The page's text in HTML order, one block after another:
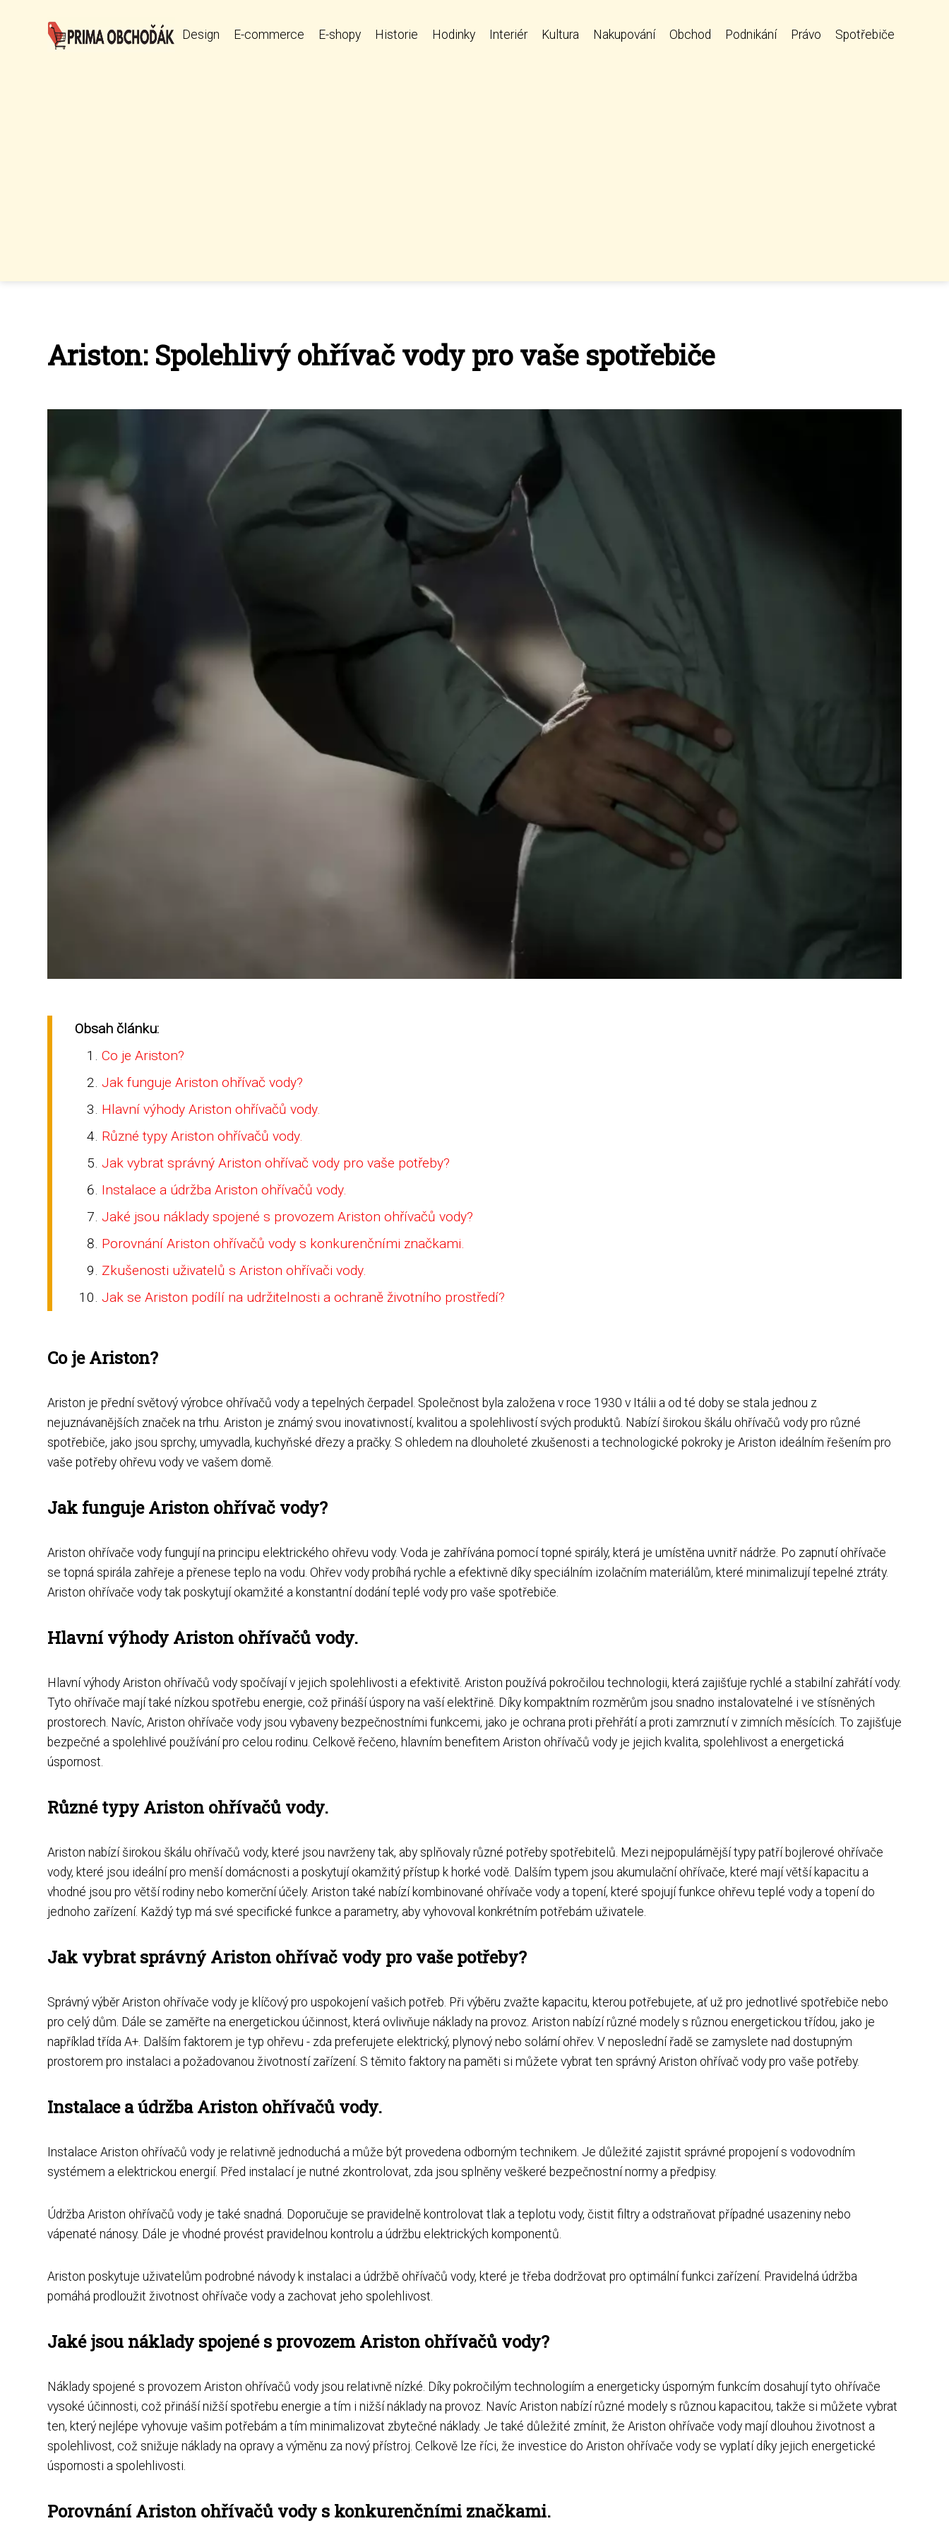
Design E-commerce E-shopy Historie Hodinky Interiér Kultura Nakupování Obchod Podnikání Právo Spotřebiče
Ariston: Spolehlivý ohřívač vody pro vaše spotřebiče
Obsah článku:
Co je Ariston?
Jak funguje Ariston ohřívač vody?
Hlavní výhody Ariston ohřívačů vody.
Různé typy Ariston ohřívačů vody.
Jak vybrat správný Ariston ohřívač vody pro vaše potřeby?
Instalace a údržba Ariston ohřívačů vody.
Jaké jsou náklady spojené s provozem Ariston ohřívačů vody?
Porovnání Ariston ohřívačů vody s konkurenčními značkami.
Zkušenosti uživatelů s Ariston ohřívači vody.
Jak se Ariston podílí na udržitelnosti a ochraně životního prostředí?
Co je Ariston?
Ariston je přední světový výrobce ohřívačů vody a tepelných čerpadel. Společnost byla založena v roce 1930 v Itálii a od té doby se stala jednou z
nejuznávanějších značek na trhu. Ariston je známý svou inovativností, kvalitou a spolehlivostí svých produktů. Nabízí širokou škálu ohřívačů vody pro různé
spotřebiče, jako jsou sprchy, umyvadla, kuchyňské dřezy a pračky. S ohledem na dlouholeté zkušenosti a technologické pokroky je Ariston ideálním řešením pro
vaše potřeby ohřevu vody ve vašem domě.
Jak funguje Ariston ohřívač vody?
Ariston ohřívače vody fungují na principu elektrického ohřevu vody. Voda je zahřívána pomocí topné spirály, která je umístěna uvnitř nádrže. Po zapnutí ohřívače
se topná spirála zahřeje a přenese teplo na vodu. Ohřev vody probíhá rychle a efektivně díky speciálním izolačním materiálům, které minimalizují tepelné ztráty.
Ariston ohřívače vody tak poskytují okamžité a konstantní dodání teplé vody pro vaše spotřebiče.
Hlavní výhody Ariston ohřívačů vody.
Hlavní výhody Ariston ohřívačů vody spočívají v jejich spolehlivosti a efektivitě. Ariston používá pokročilou technologii, která zajišťuje rychlé a stabilní zahřátí vody.
Tyto ohřívače mají také nízkou spotřebu energie, což přináší úspory na vaší elektřině. Díky kompaktním rozměrům jsou snadno instalovatelné i ve stísněných
prostorech. Navíc, Ariston ohřívače vody jsou vybaveny bezpečnostními funkcemi, jako je ochrana proti přehřátí a proti zamrznutí v zimních měsících. To zajišťuje
bezpečné a spolehlivé používání pro celou rodinu. Celkově řečeno, hlavním benefitem Ariston ohřívačů vody je jejich kvalita, spolehlivost a energetická
úspornost.
Různé typy Ariston ohřívačů vody.
Ariston nabízí širokou škálu ohřívačů vody, které jsou navrženy tak, aby splňovaly různé potřeby spotřebitelů. Mezi nejpopulárnější typy patří bojlerové ohřívače
vody, které jsou ideální pro menší domácnosti a poskytují okamžitý přístup k horké vodě. Dalším typem jsou akumulační ohřívače, které mají větší kapacitu a
vhodné jsou pro větší rodiny nebo komerční účely. Ariston také nabízí kombinované ohřívače vody a topení, které spojují funkce ohřevu teplé vody a topení do
jednoho zařízení. Každý typ má své specifické funkce a parametry, aby vyhovoval konkrétním potřebám uživatele.
Jak vybrat správný Ariston ohřívač vody pro vaše potřeby?
Správný výběr Ariston ohřívače vody je klíčový pro uspokojení vašich potřeb. Při výběru zvažte kapacitu, kterou potřebujete, ať už pro jednotlivé spotřebiče nebo
pro celý dům. Dále se zaměřte na energetickou účinnost, která ovlivňuje náklady na provoz. Ariston nabízí různé modely s různou energetickou třídou, jako je
například třída A+. Dalším faktorem je typ ohřevu - zda preferujete elektrický, plynový nebo solární ohřev. V neposlední řadě se zamyslete nad dostupným
prostorem pro instalaci a požadovanou životností zařízení. S těmito faktory na paměti si můžete vybrat ten správný Ariston ohřívač vody pro vaše potřeby.
Instalace a údržba Ariston ohřívačů vody.
Instalace Ariston ohřívačů vody je relativně jednoduchá a může být provedena odborným technikem. Je důležité zajistit správné propojení s vodovodním
systémem a elektrickou energií. Před instalací je nutné zkontrolovat, zda jsou splněny veškeré bezpečnostní normy a předpisy.
Údržba Ariston ohřívačů vody je také snadná. Doporučuje se pravidelně kontrolovat tlak a teplotu vody, čistit filtry a odstraňovat případné usazeniny nebo
vápenaté nánosy. Dále je vhodné provést pravidelnou kontrolu a údržbu elektrických komponentů.
Ariston poskytuje uživatelům podrobné návody k instalaci a údržbě ohřívačů vody, které je třeba dodržovat pro optimální funkci zařízení. Pravidelná údržba
pomáhá prodloužit životnost ohřívače vody a zachovat jeho spolehlivost.
Jaké jsou náklady spojené s provozem Ariston ohřívačů vody?
Náklady spojené s provozem Ariston ohřívačů vody jsou relativně nízké. Díky pokročilým technologiím a energeticky úsporným funkcím dosahují tyto ohřívače
vysoké účinnosti, což přináší nižší spotřebu energie a tím i nižší náklady na provoz. Navíc Ariston nabízí různé modely s různou kapacitou, takže si můžete vybrat
ten, který nejlépe vyhovuje vašim potřebám a tím minimalizovat zbytečné náklady. Je také důležité zmínit, že Ariston ohřívače vody mají dlouhou životnost a
spolehlivost, což snižuje náklady na opravy a výměnu za nový přístroj. Celkově lze říci, že investice do Ariston ohřívače vody se vyplatí díky jejich energetické
úspornosti a spolehlivosti.
Porovnání Ariston ohřívačů vody s konkurenčními značkami.